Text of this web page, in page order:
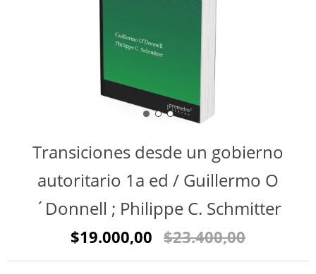
Transiciones desde un gobierno
autoritario 1a ed / Guillermo O
´Donnell ; Philippe C. Schmitter
$19.000,00 $23.400,00